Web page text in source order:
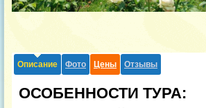
Описание Фото Цены Отзывы
ОСОБЕННОСТИ ТУРА: